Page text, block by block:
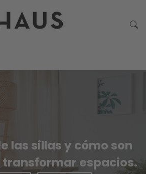
las sillas y cómo son
espacios.